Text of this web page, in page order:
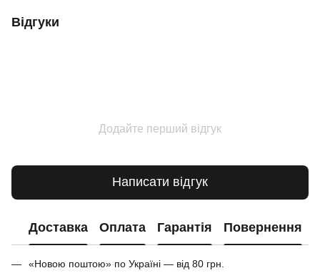
Відгуки
Додайте перший відгук
Написати відгук
Доставка Оплата Гарантія Повернення
«Новою поштою» по Україні — від 80 грн.